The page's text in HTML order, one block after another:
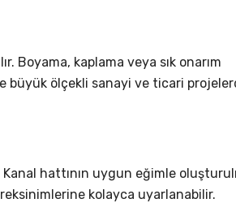
Boyama, kaplama veya sık onarım
büyük ölçekli sanayi ve ticari
hattının uygun eğimle
kolayca uyarlanabilir.